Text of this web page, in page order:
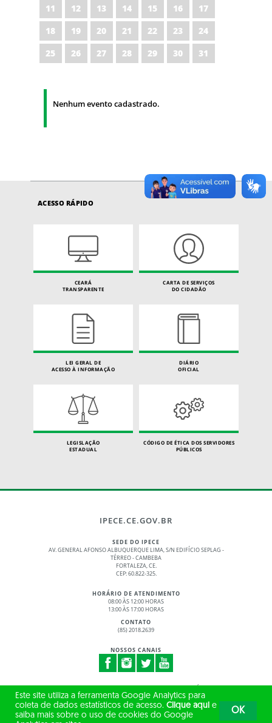
11
12 13 14 15 16
17
18
19 20 21 22 23
24
25
26 27 28 29 30 31
Nenhum evento cadastrado.
ACESSO RÁPIDO
CEARÁ
TRANSPARENTE
CARTA DE SERVIÇOS
DO CIDADÃO
LEI GERAL DE
ACESSO À INFORMAÇÃO
DIÁRIO
OFICIAL
LEGISLAÇÃO
ESTADUAL
CÓDIGO DE ÉTICA DOS SERVIDORES
PÚBLICOS
IPECE.CE.GOV.BR
SEDE DO IPECE
AV. GENERAL AFONSO ALBUQUERQUE LIMA, S/N EDIFÍCIO SEPLAG -
TÉRREO - CAMBEBA
FORTALEZA, CE.
CEP: 60.822-325.
HORÁRIO DE ATENDIMENTO
08:00 ÀS 12:00 HORAS
13:00 ÀS 17:00 HORAS
CONTATO
(85) 2018.2639
NOSSOS CANAIS
© 2017 - 2026 – GOVERNO DO ESTADO DO CEARÁ
TODOS OS DIREITOS RESERVADOS
Este site utiliza a ferramenta Google Analytics para
coleta de dados estatísticos de acesso. Clique aqui e
saiba mais sobre o uso de cookies do Google
OK